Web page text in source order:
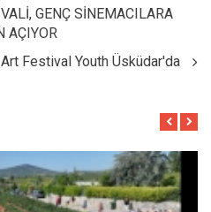
GENÇ SİNEMACILARA
AÇIYOR
Festival Youth Üsküdar'da